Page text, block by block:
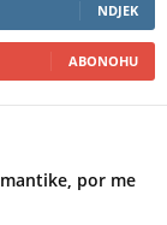
NDJEK
ABONOHU
por me